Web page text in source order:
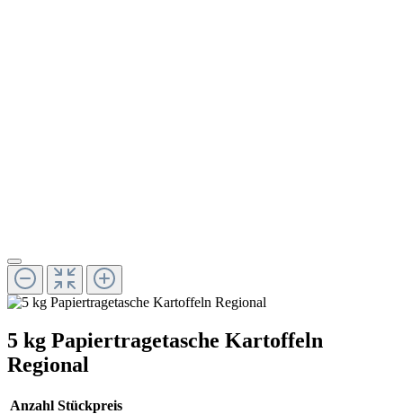
5 kg Papiertragetasche Kartoffeln
Regional
Anzahl Stückpreis